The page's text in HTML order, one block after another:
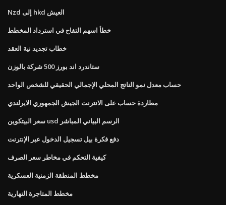
Nzd إلى hkd العيش
خطأ اسهم التفاح في استرداد المخطط
خطاب تجديد نية العقد
ستاندرد اند بورز 500 شركة بالوزن
حساب معدل نمو الناتج المحلي الإجمالي الحقيقي للشخص الواحد
مطاردة حساب على الانترنت الجيش الجمهوري الايرلندي
سعر البيتكوين usd الرسم البياني المباشر
دفع فكرة بيل تسجيل الدخول عبر الإنترنت
كيفية التحكم في مخاطر سعر الصرف
مخطط المنطقة الزمنية العسكرية
مخطط المتاجرة النهارية